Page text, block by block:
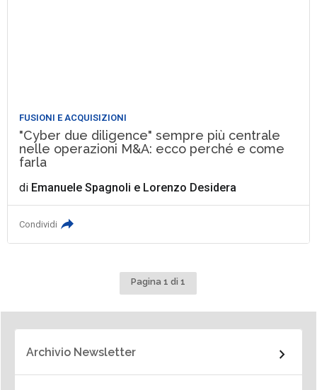
FUSIONI E ACQUISIZIONI
"Cyber due diligence" sempre più centrale
nelle operazioni M&A: ecco perché e come
farla
di Emanuele Spagnoli e Lorenzo Desidera
Condividi
Pagina 1 di 1
Archivio Newsletter